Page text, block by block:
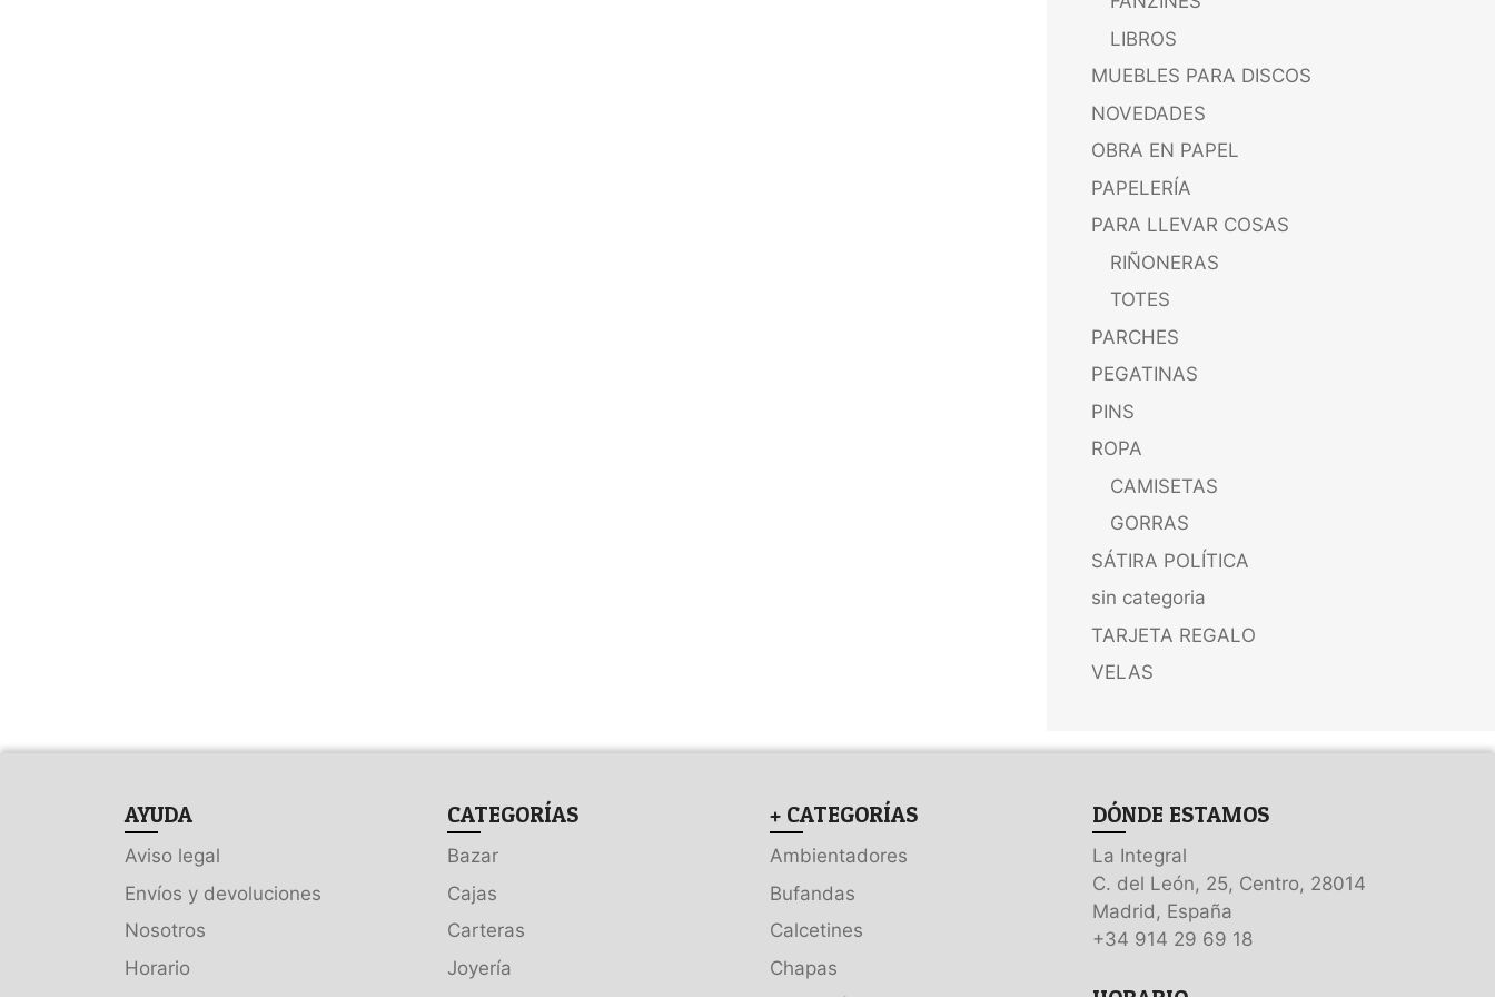
LIBROS
MUEBLES PARA DISCOS
NOVEDADES
OBRA EN PAPEL
PAPELERÍA
PARA LLEVAR COSAS
RIÑONERAS
TOTES
PARCHES
PEGATINAS
PINS
ROPA
CAMISETAS
GORRAS
SÁTIRA POLÍTICA
sin categoria
TARJETA REGALO
VELAS
AYUDA
Aviso legal
Envíos y devoluciones
Nosotros
Horario
CATEGORÍAS
Bazar
Cajas
Carteras
Joyería
+ CATEGORÍAS
Ambientadores
Bufandas
Calcetines
Chapas
DÓNDE ESTAMOS
La Integral
C. del León, 25, Centro, 28014
Madrid, España
+34 914 29 69 18